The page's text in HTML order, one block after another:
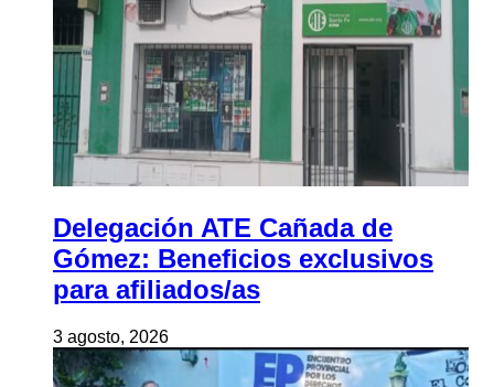
Delegación ATE Cañada de
Gómez: Beneficios exclusivos
para afiliados/as
3 agosto, 2026